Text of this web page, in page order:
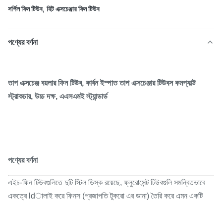
সর্পিল ফিন টিউব, হিট এক্সচেঞ্জার ফিন টিউব
পণ্যের বর্ণনা
তাপ এক্সচেঞ্জ বয়লার ফিন টিউব, কার্বন ইস্পাত তাপ এক্সচেঞ্জার টিউবস কমপ্যাক্ট
স্ট্রাকচার, উচ্চ দক্ষ, এএসএমই স্ট্যান্ডার্ড
পণ্যের বর্ণনা
এইচ-ফিন টিউবগুলিতে দুটি স্টিল ডিস্ক রয়েছে, ফ্লুরোসেন্ট টিউবগুলি সমন্বিতভাবে
একত্রে ldালাই করে ফিনস (প্রজাপতি টুকরো এর ডানা) তৈরি করে এমন একটি